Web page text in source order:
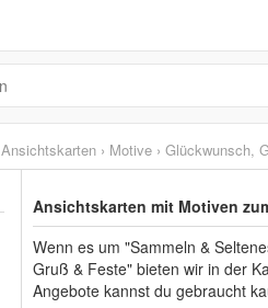
Ansichtskarten › Motive › Glückwunsch,
Ansichtskarten mit Motiven
Wenn es um "Sammeln &
Gruß & Feste" bieten wir in der
Angebote kannst du gebraucht